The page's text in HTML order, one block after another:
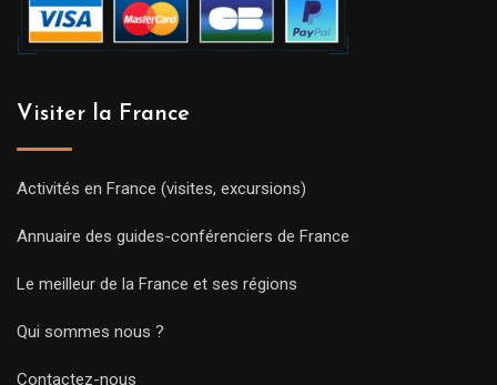
Visiter la France
Activités en France (visites, excursions)
Annuaire des guides-conférenciers de France
Le meilleur de la France et ses régions
Qui sommes nous ?
Contactez-nous